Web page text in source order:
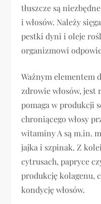
tłuszcze są
i włosów. Należy
pestki dyni i oleje
organizmowi
Ważnym elementem
zdrowie włosów,
pomaga w produkcji
chroniącego włosy
witaminy A są m.in.
jajka i szpinak. Z
cytrusach, papryce
produkcję kolagenu,
kondycję włosów.